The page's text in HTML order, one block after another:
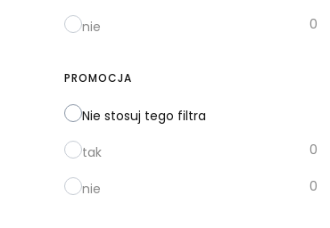
nie 0
PROMOCJA
Nie stosuj tego filtra
tak 0
nie 0